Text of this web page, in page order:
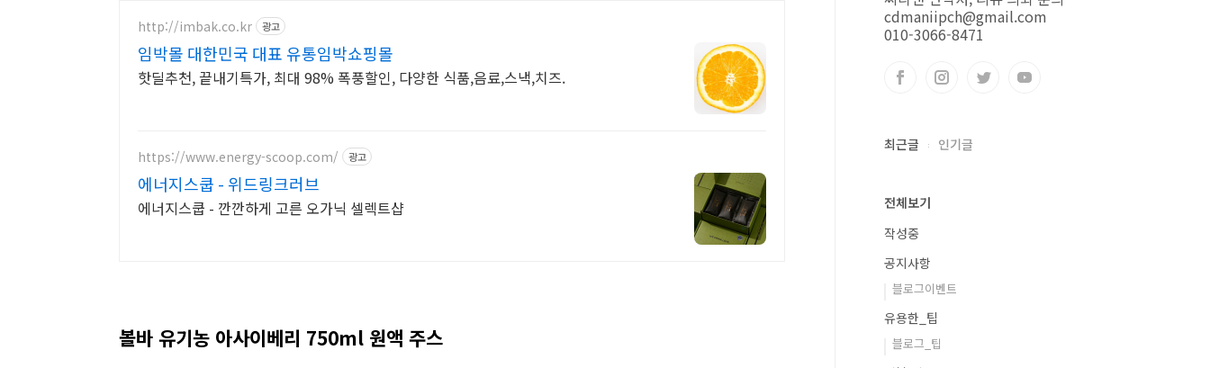
http://imbak.co.kr 광고
임박몰 대한민국 대표 유통임박쇼핑몰
핫딜추천, 끝내기특가, 최대 98% 폭풍할인, 다양한 식품,음료,스낵,치즈.
https://www.energy-scoop.com/ 광고
에너지스쿱 - 위드링크러브
에너지스쿱 - 깐깐하게 고른 오가닉 셀렉트샵
볼바 유기농 아사이베리 750ml 원액 주스
cdmaniipch@gmail.com
010-3066-8471
최근글 인기글
전체보기
작성중
공지사항
블로그이벤트
유용한_팁
블로그_팁